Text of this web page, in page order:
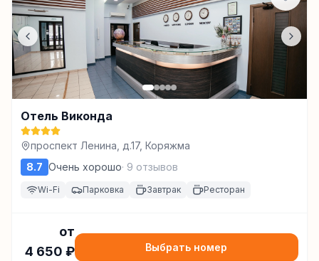
Отель Виконда
проспект Ленина, д.17, Коряжма
8.7 Очень хорошо· 9 отзывов
Wi-Fi Парковка Завтрак Ресторан
от
4 650 ₽ Выбрать номер